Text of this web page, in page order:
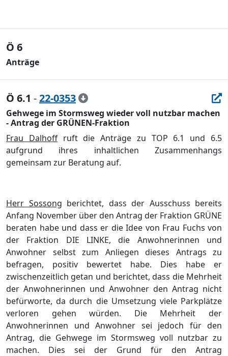
Ö 6
Anträge
Ö 6.1 -22-0353
Gehwege im Stormsweg wieder voll nutzbar machen
- Antrag der GRÜNEN-Fraktion
Frau Dalhoffruft die Anträge zu TOP 6.1 und 6.5
aufgrund ihres inhaltlichen Zusammenhangs
gemeinsam zur Beratung auf.
Herr Sossong berichtet, dass der Ausschuss bereits
Anfang November über den Antrag der Fraktion GRÜNE
beraten habe und dass er die Idee von Frau Fuchs von
der Fraktion DIE LINKE, die Anwohnerinnen und
Anwohner selbst zum Anliegen dieses Antrags zu
befragen, positiv bewertet habe. Dies habe er
zwischenzeitlich getan und berichtet, dass die Mehrheit
der Anwohnerinnen und Anwohner den Antrag nicht
befürworte, da durch die Umsetzung viele Parkplätze
verloren gehen würden. Die Mehrheit der
Anwohnerinnen und Anwohner sei jedoch für den
Antrag, die Gehwege im Stormsweg voll nutzbar zu
machen. Dies sei der Grund für den Antrag